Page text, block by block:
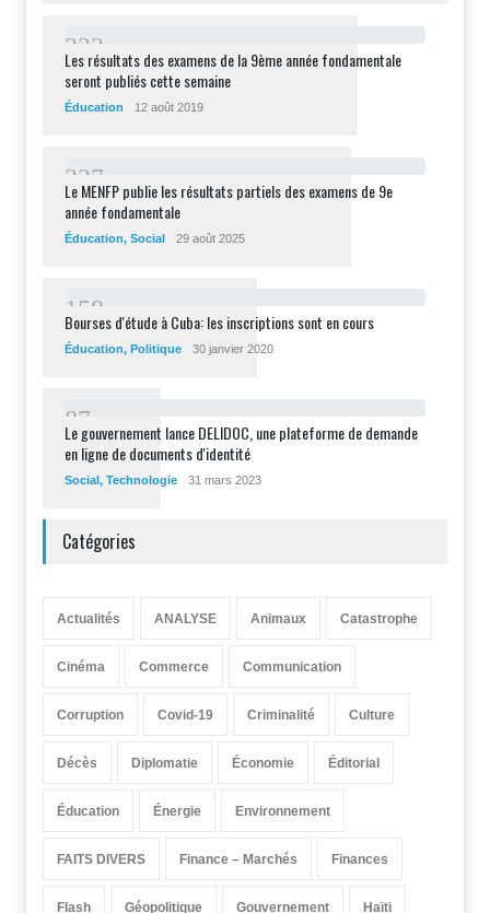
232
Les résultats des examens de la 9ème année fondamentale
seront publiés cette semaine
Éducation 12 août 2019
227
Le MENFP publie les résultats partiels des examens de 9e
année fondamentale
Éducation, Social 29 août 2025
1 58
Bourses d'étude à Cuba: les inscriptions sont en cours
Éducation, Politique 30 janvier 2020
87
Le gouvernement lance DELIDOC, une plateforme de demande
en ligne de documents d'identité
Social, Technologie 31 mars 2023
Catégories
Actualités ANALYSE Animaux Catastrophe
Cinéma Commerce Communication
Corruption Covid-19 Criminalité Culture
Décès Diplomatie Économie Éditorial
Éducation Énergie Environnement
FAITS DIVERS Finance – Marchés Finances
Flash Géopolitique Gouvernement Haïti